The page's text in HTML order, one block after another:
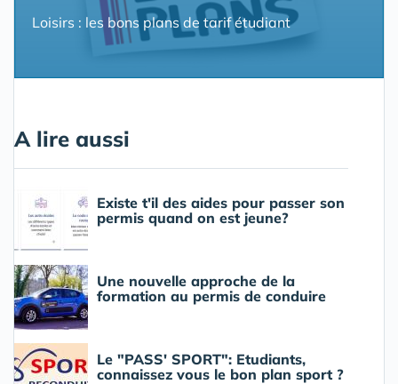
Loisirs : les bons plans de tarif étudiant
A lire aussi
Existe t'il des aides pour passer son
permis quand on est jeune?
Une nouvelle approche de la
formation au permis de conduire
Le "PASS' SPORT": Etudiants,
connaissez vous le bon plan sport ?